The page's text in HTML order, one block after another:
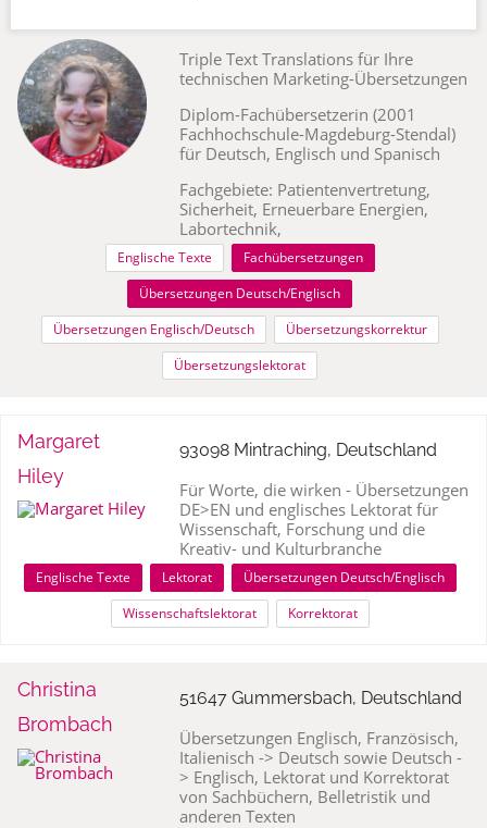
Triple Text Translations für Ihre
technischen Marketing-Übersetzungen
Diplom-Fachübersetzerin (2001
Fachhochschule-Magdeburg-Stendal)
für Deutsch, Englisch und Spanisch
Fachgebiete: Patientenvertretung,
Sicherheit, Erneuerbare Energien,
Labortechnik,
Englische Texte
Fachübersetzungen
Übersetzungen Deutsch/Englisch
Übersetzungen Englisch/Deutsch
Übersetzungskorrektur
Übersetzungslektorat
Margaret
Hiley
93098 Mintraching, Deutschland
Für Worte, die wirken - Übersetzungen
DE>EN und englisches Lektorat für
Wissenschaft, Forschung und die
Kreativ- und Kulturbranche
Englische Texte Lektorat
Übersetzungen Deutsch/Englisch
Wissenschaftslektorat
Korrektorat
Christina
Brombach
51647 Gummersbach, Deutschland
Übersetzungen Englisch, Französisch,
Italienisch -> Deutsch sowie Deutsch -
> Englisch, Lektorat und Korrektorat
von Sachbüchern, Belletristik und
anderen Texten